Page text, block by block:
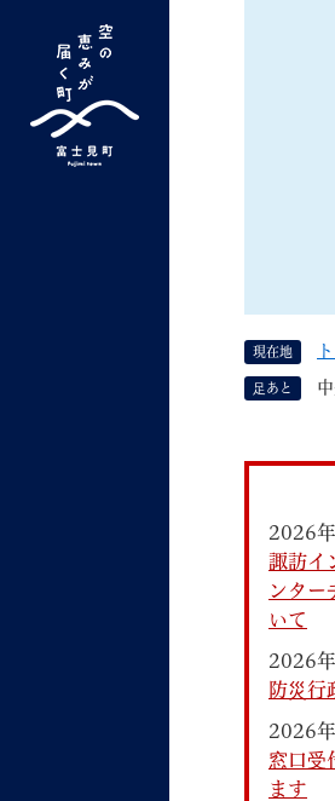
くらしの
妊娠・出産
現在地
足あと
2026
諏訪イ
ンター
いて
2026
防災行
2026
窓口受
ます